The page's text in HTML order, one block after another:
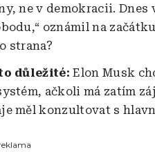
ne v demokracii. Dnes
oznámil na
strana?
to důležité: Elon Musk
ačkoli má zatím
měl konzultovat s